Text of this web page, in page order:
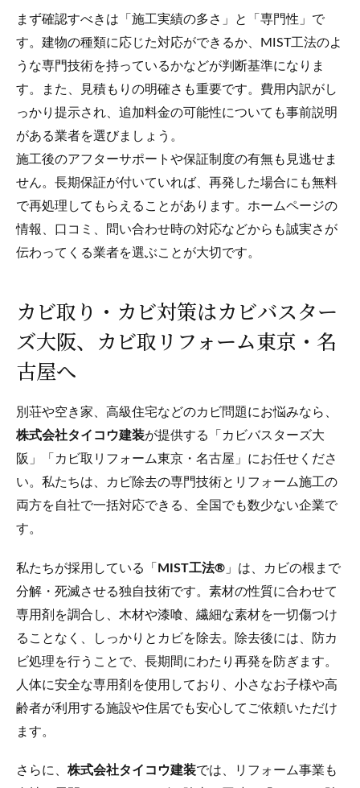
まず確認すべきは「施工実績の多さ」と「専門性」で
す。建物の種類に応じた対応ができるか、MIST工法のよ
うな専門技術を持っているかなどが判断基準になりま
す。また、見積もりの明確さも重要です。費用内訳がし
っかり提示され、追加料金の可能性についても事前説明
がある業者を選びましょう。
施工後のアフターサポートや保証制度の有無も見逃せま
せん。長期保証が付いていれば、再発した場合にも無料
で再処理してもらえることがあります。ホームページの
情報、口コミ、問い合わせ時の対応などからも誠実さが
伝わってくる業者を選ぶことが大切です。
カビ取り・カビ対策はカビバスター
ズ大阪、カビ取リフォーム東京・名
古屋へ
別荘や空き家、高級住宅などのカビ問題にお悩みなら、
株式会社タイコウ建装が提供する「カビバスターズ大
阪」「カビ取リフォーム東京・名古屋」にお任せくださ
い。私たちは、カビ除去の専門技術とリフォーム施工の
両方を自社で一括対応できる、全国でも数少ない企業で
す。
私たちが採用している「 MIST工法® 」は、カビの根まで
分解・死滅させる独自技術です。素材の性質に合わせて
専用剤を調合し、木材や漆喰、繊細な素材を一切傷つけ
ることなく、しっかりとカビを除去。除去後には、防カ
ビ処理を行うことで、長期間にわたり再発を防ぎます。
人体に安全な専用剤を使用しており、小さなお子様や高
齢者が利用する施設や住居でも安心してご依頼いただけ
ます。
さらに、 株式会社タイコウ建装では、リフォーム事業も